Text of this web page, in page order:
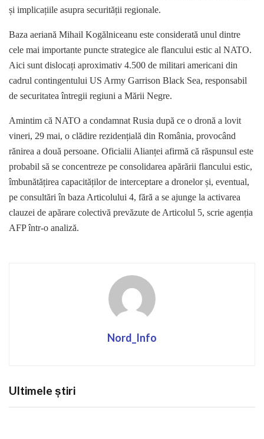
și implicațiile asupra securității regionale.
Baza aeriană Mihail Kogălniceanu este considerată unul dintre
cele mai importante puncte strategice ale flancului estic al NATO.
Aici sunt dislocați aproximativ 4.500 de militari americani din
cadrul contingentului US Army Garrison Black Sea, responsabil
de securitatea întregii regiuni a Mării Negre.
Amintim că NATO a condamnat Rusia după ce o dronă a lovit
vineri, 29 mai, o clădire rezidențială din România, provocând
rănirea a două persoane. Oficialii Alianței afirmă că răspunsul este
probabil să se concentreze pe consolidarea apărării flancului estic,
îmbunătățirea capacităților de interceptare a dronelor și, eventual,
pe consultări în baza Articolului 4, fără a se ajunge la activarea
clauzei de apărare colectivă prevăzute de Articolul 5, scrie agenția
AFP într-o analiză.
Nord_Info
Ultimele știri